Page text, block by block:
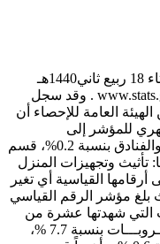
الهيئة العامة للإحصاء: خلال شهر نوفمبر 2018م: انخفاض المؤشر الشهري للرقم القياسي لأسعار المستهلك وارتفاع المؤشر السنوي. أصدرتْ الهيئة العامة للإحصاء (GaStat) اليوم الثلاثاء 18 ربيع ثاني1440هـ
الموافق 25 ديسمبر2018م تقريرها الشهري عن الرقم القياسي لأسعار المستهلك في المملكة العربية السعودية لشهر نوفمبر الماضي ونشرته عبر موقعها الرسمي على الانترنت www.stats.gov.sa . وقد سجل
(أكتوبر2018). وأوضح التقرير الشهري الصادر عن الهيئة العامة للإحصاء أن
بلغت 0.2 %. وأرجع التقرير الانخفاض الشهري للمؤشر إلى
الانخفاضات التي شهدتها خمسة من الأقسام الرئيسية المكونة للرقم القياسي لأسعار المستهلك، وهي: قسم السكن والمياه والكهرباء والغاز ووقود أخرى بنسبة 0.8 %، قسم المطاعم والفنادق بنسبة 0.2%، قسم
الرئيسية ارتفاعاً، وهما: تأثيث وتجهيزات المنزل
أرقامها القياسية أي تغير
العام لأسعار المستهلك خــــــلال شهــــر نوفمبر 2018م مقارنـــة بنظيره من العام السابق فقد سجل ارتفاعاً نسبته 2.8 %. حيث بلغ مؤشر الرقم القياسي
السنوي للمؤشر إلى الارتفاعات التي شهدتها عشرة من
الأقسام الرئيسية المكونة للرقم القياسي لأسعار المستهلك، وهي: قسم النقل بنسبة 12.0 %، قسم التبغ بنسبة 10.2 %، قسم المطاعم والفنادق بنسبة 8.6 %، قسم الأغذية والمشــــــــروبـــات بنسبة 7.7 %،